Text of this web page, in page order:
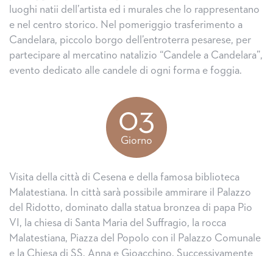
luoghi natii dell’artista ed i murales che lo rappresentano
e nel centro storico. Nel pomeriggio trasferimento a
Candelara, piccolo borgo dell’entroterra pesarese, per
partecipare al mercatino natalizio “Candele a Candelara”,
evento dedicato alle candele di ogni forma e foggia.
03
Giorno
Visita della città di Cesena e della famosa biblioteca
Malatestiana. In città sarà possibile ammirare il Palazzo
del Ridotto, dominato dalla statua bronzea di papa Pio
VI, la chiesa di Santa Maria del Suffragio, la rocca
Malatestiana, Piazza del Popolo con il Palazzo Comunale
e la Chiesa di SS. Anna e Gioacchino. Successivamente